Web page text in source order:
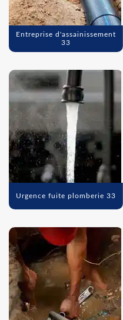
Entreprise d'assainissement
33
Urgence fuite plomberie 33